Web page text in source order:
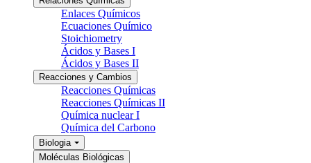
Enlaces Químicos
Ecuaciones Químico
Stoichiometry
Ácidos y Bases I
Ácidos y Bases II
Reacciones y Cambios
Reacciones Químicas
Reacciones Químicas II
Química nuclear I
Química del Carbono
Biologia
Moléculas Biológicas